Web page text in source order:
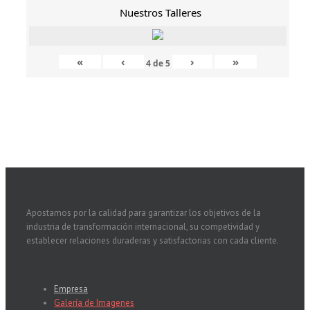
Nuestros Talleres
« ‹ 4de5 › »
Apostamos por la calidad para garantizar los objetivos de la
industria de transformación internacional, su competividad y
establecer relaciones duraderas y satisfactorias con cada cliente.
Empresa
Galería de Imagenes